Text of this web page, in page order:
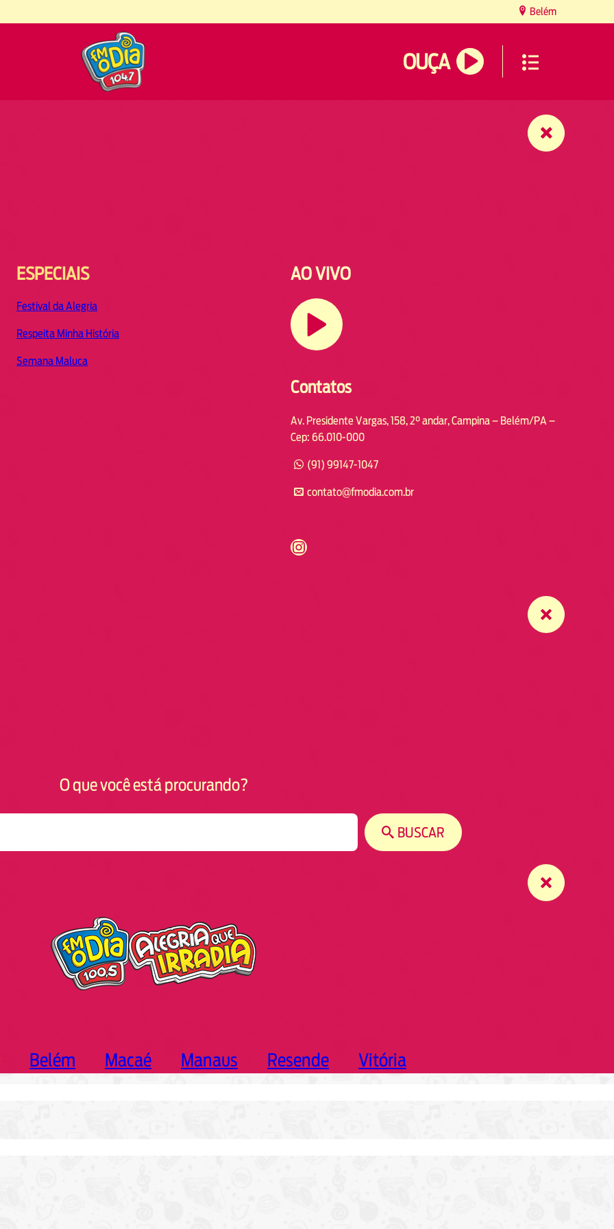
Belém
OUÇA
ESPECIAIS
Festival da Alegria
Respeita Minha História
Semana Maluca
AO VIVO
Contatos
Av. Presidente Vargas, 158, 2° andar, Campina – Belém/PA –
Cep: 66.010-000
(91) 99147-1047
contato@fmodia.com.br
https://www.instagram.com/fmodia.cabofrio/
O que você está procurando?
BUSCAR
Belém Macaé Manaus Resende Vitória